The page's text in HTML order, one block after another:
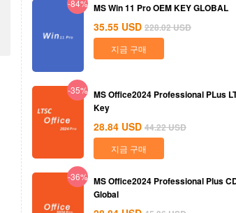
-84% MS Win 11 Pro OEM KEY GLOBAL
35.55 USD 228.02USD
지금 구매
-35% MS Office2024 Professional PLus
Key
28.84 USD 44.22USD
지금 구매
-36% MS Office2024 Professional Plus
Global